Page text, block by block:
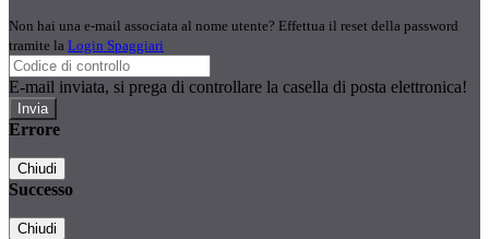
Non hai una e-mail associata al nome utente? Effettua il reset della password
tramite la Login Spaggiari
E-mail inviata, si prega di controllare la casella di posta elettronica!
Errore
Chiudi
Successo
Chiudi